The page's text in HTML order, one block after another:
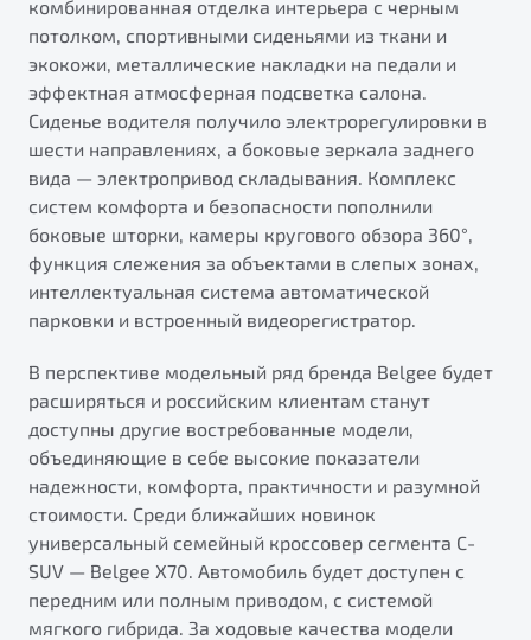
комбинированная отделка интерьера с черным
потолком, спортивными сиденьями из ткани и
экокожи, металлические накладки на педали и
эффектная атмосферная подсветка салона.
Сиденье водителя получило электрорегулировки в
шести направлениях, а боковые зеркала заднего
вида — электропривод складывания. Комплекс
систем комфорта и безопасности пополнили
боковые шторки, камеры кругового обзора 360°,
функция слежения за объектами в слепых зонах,
интеллектуальная система автоматической
парковки и встроенный видеорегистратор.
В перспективе модельный ряд бренда Belgee будет
расширяться и российским клиентам станут
доступны другие востребованные модели,
объединяющие в себе высокие показатели
надежности, комфорта, практичности и разумной
стоимости. Среди ближайших новинок
универсальный семейный кроссовер сегмента C-
SUV — Belgee X70. Автомобиль будет доступен с
передним или полным приводом, с системой
мягкого гибрида. За ходовые качества модели